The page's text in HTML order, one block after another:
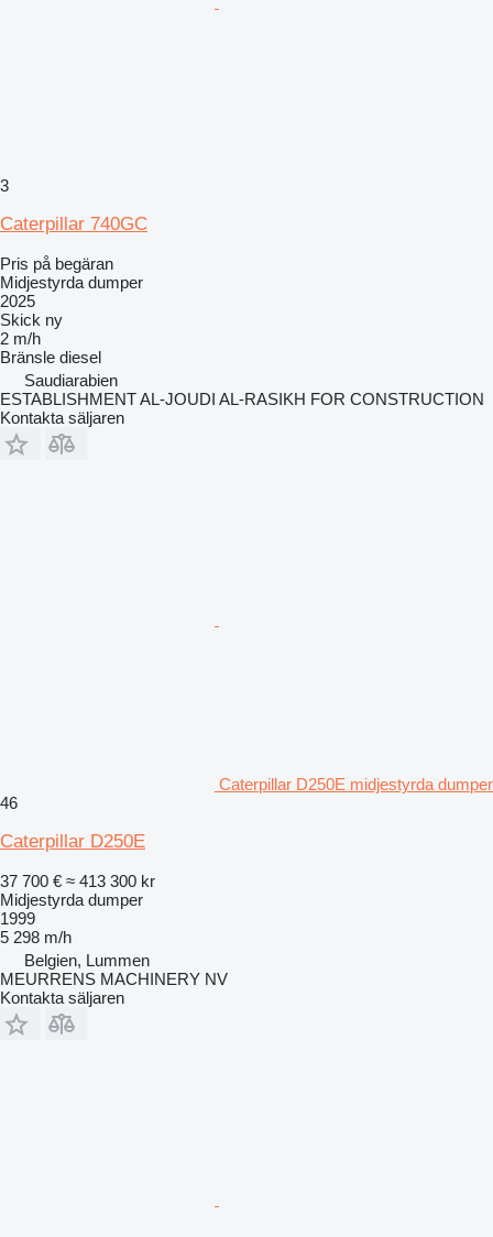
3
Caterpillar 740GC
Pris på begäran
Midjestyrda dumper
2025
Skick ny
2 m/h
Bränsle diesel
Saudiarabien
ESTABLISHMENT AL-JOUDI AL-RASIKH FOR CONSTRUCTION
Kontakta säljaren
Caterpillar D250E midjestyrda dumper
46
Caterpillar D250E
37 700 € ≈ 413 300 kr
Midjestyrda dumper
1999
5 298 m/h
Belgien, Lummen
MEURRENS MACHINERY NV
Kontakta säljaren